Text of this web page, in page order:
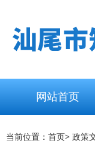
网站首页
当前位置： 首页> 政策